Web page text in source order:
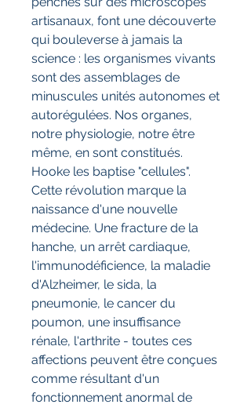
artisanaux, font une découverte
qui bouleverse à jamais la
science : les organismes vivants
sont des assemblages de
minuscules unités autonomes et
autorégulées. Nos organes,
notre physiologie, notre être
même, en sont constitués.
Hooke les baptise "cellules".
Cette révolution marque la
naissance d'une nouvelle
médecine. Une fracture de la
hanche, un arrêt cardiaque,
l'immunodéficience, la maladie
d'Alzheimer, le sida, la
pneumonie, le cancer du
poumon, une insuffisance
rénale, l'arthrite - toutes ces
affections peuvent être conçues
comme résultant d'un
fonctionnement anormal de